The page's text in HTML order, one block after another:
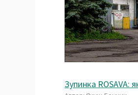
Зупинка ROSAVA: